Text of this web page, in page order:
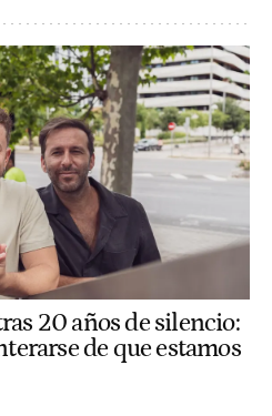
20 años de silencio:
de que estamos